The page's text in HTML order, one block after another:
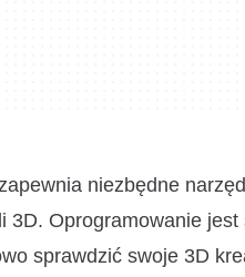
niezbędne
Oprogramowanie
sprawdzić swoje 3D